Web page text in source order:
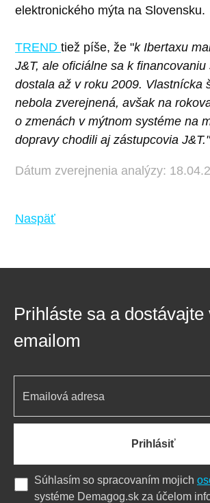
elektronického mýta na Slovensku.
TREND tiež píše, že "k Ibertaxu
J&T, ale oficiálne sa k financovaniu
dostala až v roku 2009. Vlastnícka
nebola zverejnená, avšak na
o zmenách v mýtnom systéme na
dopravy chodili aj zástupcovia J&T."
Dátum zverejnenia analýzy:
Naspäť
Prihláste sa a dostávajte
emailom
Prihlásiť
Súhlasím so spracovaním mojich
systéme Demagog.sk za účelom